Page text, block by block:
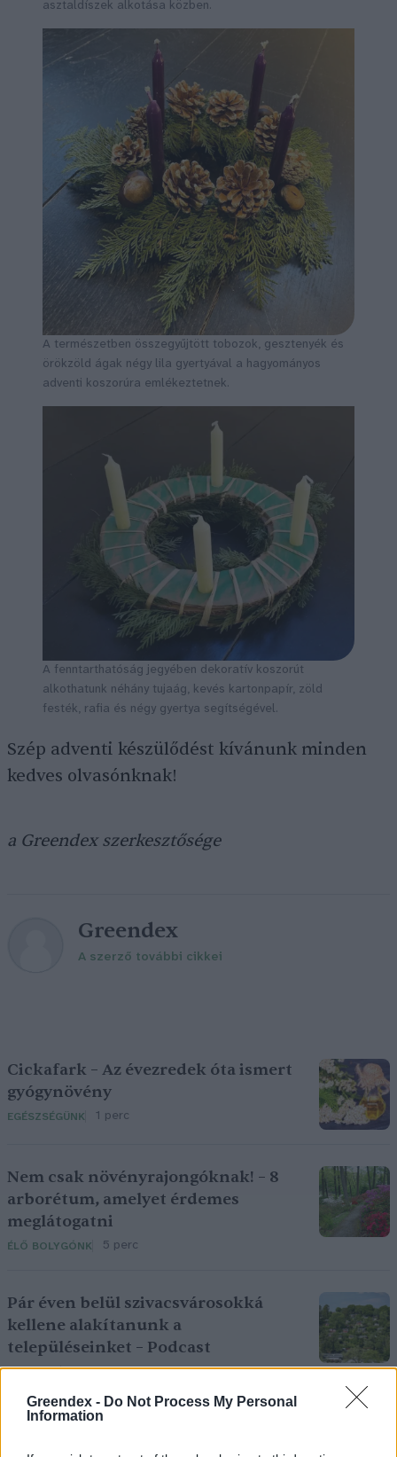
Greendex - Do Not Process My Personal
Information
asztaldíszek alkotása közben.
A természetben összegyűjtött tobozok, gesztenyék és
örökzöld ágak négy lila gyertyával a hagyományos
adventi koszorúra emlékeztetnek.
A fenntarthatóság jegyében dekoratív koszorút
alkothatunk néhány tujaág, kevés kartonpapír, zöld
festék, rafia és négy gyertya segítségével.
Szép adventi készülődést kívánunk minden
kedves olvasónknak!
a Greendex szerkesztősége
Greendex
A szerző további cikkei
Cickafark – Az évezredek óta ismert
gyógynövény
EGÉSZSÉGÜNK 1 perc
Nem csak növényrajongóknak! – 8
arborétum, amelyet érdemes
meglátogatni
ÉLŐ BOLYGÓNK 5 perc
Pár éven belül szivacsvárosokká
kellene alakítanunk a
településeinket – Podcast
PODCAST 2 perc